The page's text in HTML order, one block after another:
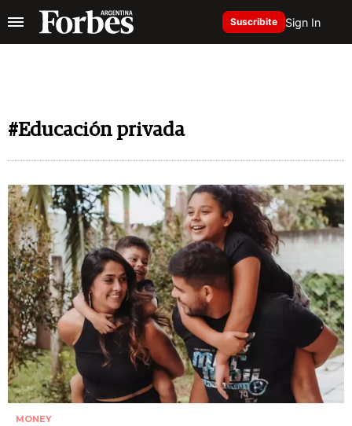
Suscribite Sign In
#Educación privada
MONEY